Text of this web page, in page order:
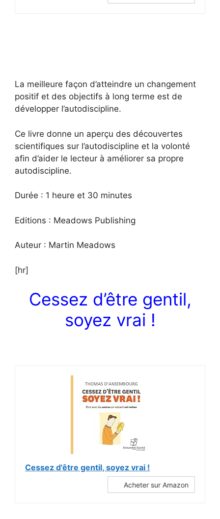
La meilleure façon d’atteindre un changement
positif et des objectifs à long terme est de
développer l’autodiscipline.
Ce livre donne un aperçu des découvertes
scientifiques sur l’autodiscipline et la volonté
afin d’aider le lecteur à améliorer sa propre
autodiscipline.
Durée : 1 heure et 30 minutes
Editions : Meadows Publishing
Auteur : Martin Meadows
[hr]
Cessez d’être gentil,
soyez vrai !
Cessez d'être gentil, soyez vrai !
Acheter sur Amazon